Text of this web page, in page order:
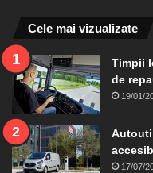
Cele mai vizualizate
Timpii
de
19/01/
17/07/